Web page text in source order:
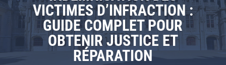
VICTIMES D’INFRACTION :
GUIDE COMPLET POUR
OBTENIR JUSTICE ET
RÉPARATION